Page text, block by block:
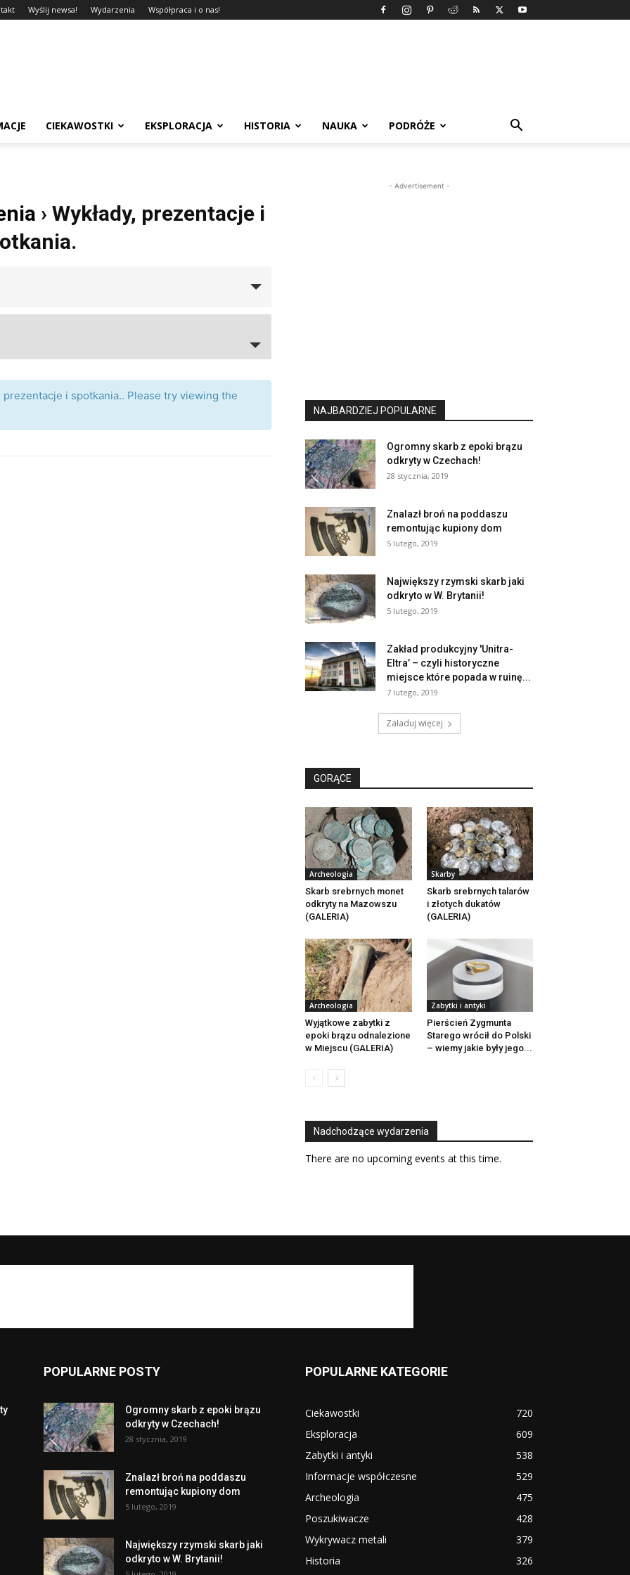
Wyślij newsa! Wydarzenia Współpraca i o nas!
CIEKAWOSTKI EKSPLORACJA HISTORIA NAUKA PODRÓŻE
› Wykłady, prezentacje i
i spotkania.. Please try viewing the
- Advertisement -
NAJBARDZIEJ POPULARNE
Ogromny skarb z epoki brązu
odkryty w Czechach!
28 stycznia, 2019
Znalazł broń na poddaszu
remontując kupiony dom
5 lutego, 2019
Największy rzymski skarb jaki
odkryto w W. Brytanii!
5 lutego, 2019
Zakład produkcyjny 'Unitra-
Eltra’ – czyli historyczne
miejsce które popada w ruinę...
7 lutego, 2019
Załaduj więcej
GORĄCE
Archeologia
Skarb srebrnych monet
odkryty na Mazowszu
(GALERIA)
Skarby
Skarb srebrnych talarów
i złotych dukatów
(GALERIA)
Archeologia
Wyjątkowe zabytki z
epoki brązu odnalezione
w Miejscu (GALERIA)
Zabytki i antyki
Pierścień Zygmunta
Starego wrócił do Polski
– wiemy jakie były jego...
Nadchodzące wydarzenia
There are no upcoming events at this time.
POPULARNE POSTY
Ogromny skarb z epoki brązu
odkryty w Czechach!
28 stycznia, 2019
Znalazł broń na poddaszu
remontując kupiony dom
5 lutego, 2019
Największy rzymski skarb jaki
odkryto w W. Brytanii!
POPULARNE KATEGORIE
Ciekawostki
720
Eksploracja
609
Zabytki i antyki
538
Informacje współczesne
529
Archeologia
475
Poszukiwacze
428
Wykrywacz metali
379
Historia
326